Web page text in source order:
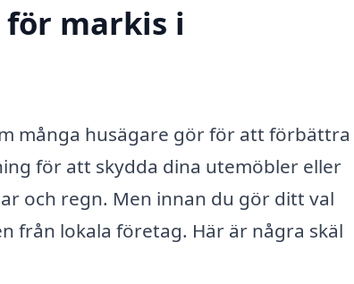
markis i
många husägare gör för att förbättra
för att skydda dina utemöbler eller
och regn. Men innan du gör ditt val
från lokala företag. Här är några skäl